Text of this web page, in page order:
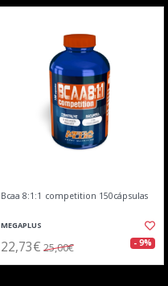
Bcaa 8:1:1 competition 150cápsulas
MEGAPLUS
22,73€ 25,00€ - 9%